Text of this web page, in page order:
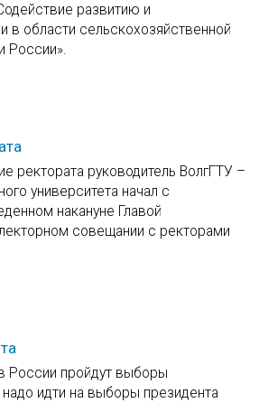
развитию и
в области сельскохозяйственной
России».
ректората руководитель ВолгГТУ –
университета начал с
накануне Главой
совещании с ректорами
России пройдут выборы
идти на выборы президента